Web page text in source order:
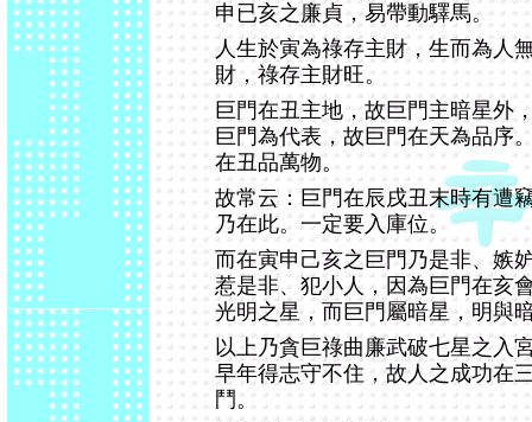
申已亥之廉貞，易帶動驛馬。
人生於寅為祿存主財，生而為人
財，祿存主財旺。
巨門在丑主地，故巨門主暗星外
巨門為代表，故巨門在天為品序
在丑品萬物。
故常云：巨門在辰戌丑末時有遭
乃在此。一定要入庫位。
而在寅申己亥之巨門乃是非、嫉
惹是非、犯小人，因為巨門在亥
光明之星，而巨門屬暗星，明與
以上乃貪巨祿曲廉武破七星之入
早年得志守不住，故人之成功在
鬥。